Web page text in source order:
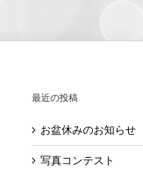
最近の投稿
お盆休みのお知らせ
写真コンテスト